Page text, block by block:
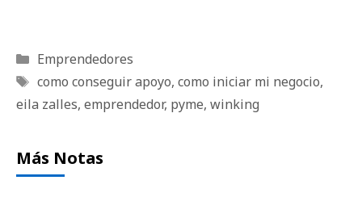
Categorías
Emprendedores
Etiquetas
como conseguir apoyo, como iniciar mi negocio,
eila zalles, emprendedor, pyme, winking
Más Notas